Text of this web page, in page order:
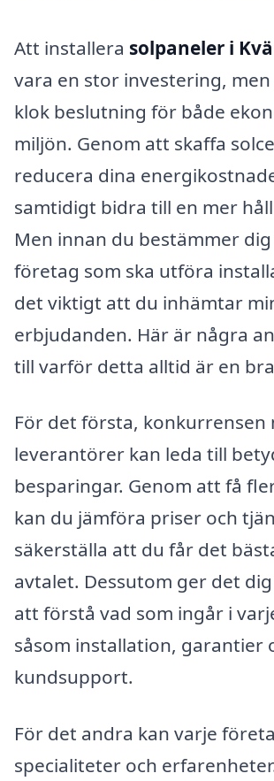
Att installera solpaneler i
vara en stor investering,
klok beslutning för både
miljön. Genom att skaffa
reducera dina
samtidigt bidra till en mer
Men innan du bestämmer
företag som ska utföra
det viktigt att du inhämtar
erbjudanden. Här är några
till varför detta alltid är en
För det första, konkurrensen
leverantörer kan leda till
besparingar. Genom att få
kan du jämföra priser och
säkerställa att du får det
avtalet. Dessutom ger det
att förstå vad som ingår i
såsom installation, garantier
kundsupport.
För det andra kan varje
specialiteter och